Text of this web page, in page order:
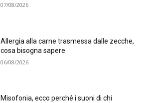
07/08/2026
Allergia alla carne trasmessa dalle zecche,
cosa bisogna sapere
06/08/2026
Misofonia, ecco perché i suoni di chi